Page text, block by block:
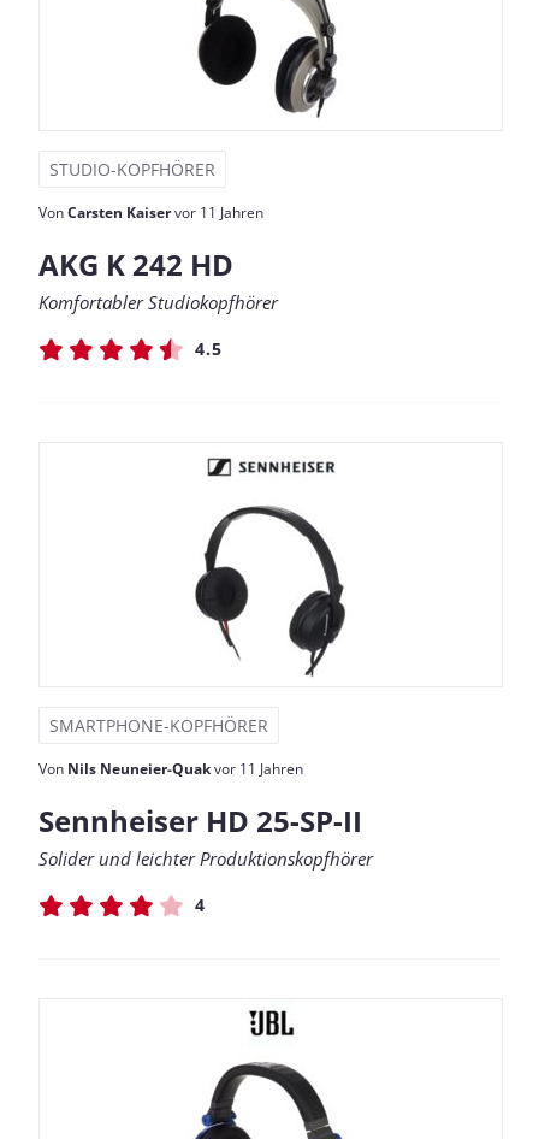
STUDIO-KOPFHÖRER
VonCarsten Kaiservor 11 Jahren
AKG K 242 HD
Komfortabler Studiokopfhörer
4.5
SMARTPHONE-KOPFHÖRER
Von Nils Neuneier-Quakvor 11 Jahren
Sennheiser HD 25-SP-II
Solider und leichter Produktionskopfhörer
4